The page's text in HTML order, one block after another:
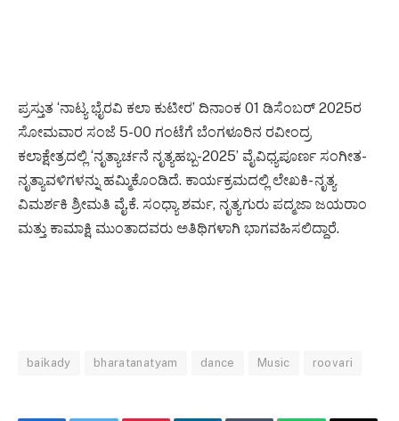
ಪ್ರಸ್ತುತ ‘ನಾಟ್ಯ ಭೈರವಿ ಕಲಾ ಕುಟೀರ’ ದಿನಾಂಕ 01 ಡಿಸೆಂಬರ್ 2025ರ
ಸೋಮವಾರ ಸಂಜೆ 5-00 ಗಂಟೆಗೆ ಬೆಂಗಳೂರಿನ ರವೀಂದ್ರ
ಕಲಾಕ್ಷೇತ್ರದಲ್ಲಿ ‘ನೃತ್ಯಾರ್ಚನೆ ನೃತ್ಯಹಬ್ಬ-2025’ ವೈವಿಧ್ಯಪೂರ್ಣ ಸಂಗೀತ-
ನೃತ್ಯಾವಳಿಗಳನ್ನು ಹಮ್ಮಿಕೊಂಡಿದೆ. ಕಾರ್ಯಕ್ರಮದಲ್ಲಿ ಲೇಖಕಿ- ನೃತ್ಯ
ವಿಮರ್ಶಕಿ ಶ್ರೀಮತಿ ವೈ.ಕೆ. ಸಂಧ್ಯಾ ಶರ್ಮ, ನೃತ್ಯಗುರು ಪದ್ಮಜಾ ಜಯರಾಂ
ಮತ್ತು ಕಾಮಾಕ್ಷಿ ಮುಂತಾದವರು ಅತಿಥಿಗಳಾಗಿ ಭಾಗವಹಿಸಲಿದ್ದಾರೆ.
baikady bharatanatyam dance Music roovari